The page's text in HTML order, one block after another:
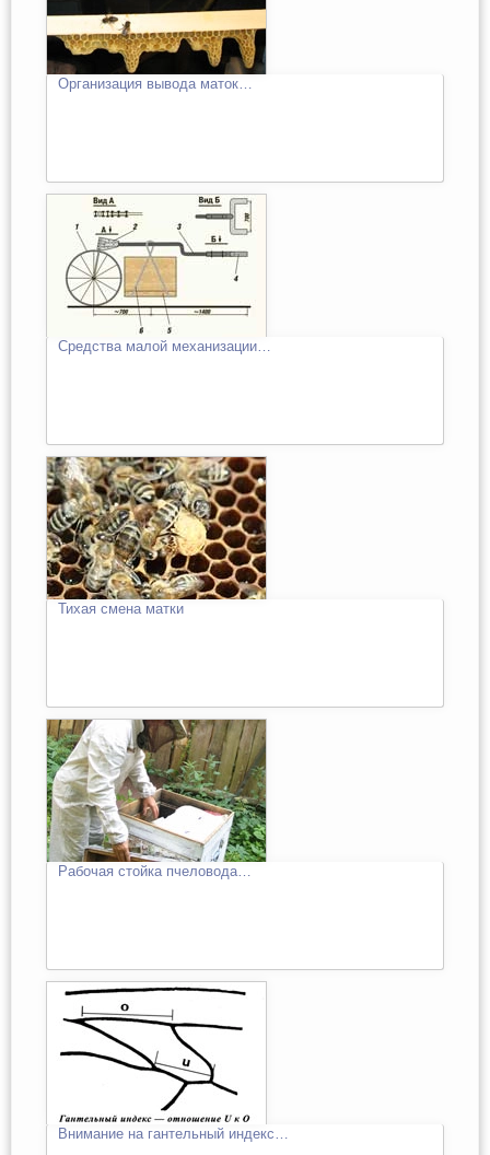
Организация вывода маток…
Средства малой механизации…
Тихая смена матки
Рабочая стойка пчеловода…
Внимание на гантельный индекс…